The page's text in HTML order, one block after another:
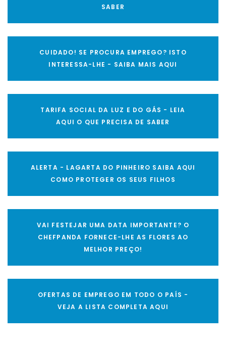
SABER
CUIDADO! SE PROCURA EMPREGO? ISTO
INTERESSA-LHE - SAIBA MAIS AQUI
TARIFA SOCIAL DA LUZ E DO GÁS - LEIA
AQUI O QUE PRECISA DE SABER
ALERTA - LAGARTA DO PINHEIRO SAIBA AQUI
COMO PROTEGER OS SEUS FILHOS
VAI FESTEJAR UMA DATA IMPORTANTE? O
CHEFPANDA FORNECE-LHE AS FLORES AO
MELHOR PREÇO!
OFERTAS DE EMPREGO EM TODO O PAÍS -
VEJA A LISTA COMPLETA AQUI